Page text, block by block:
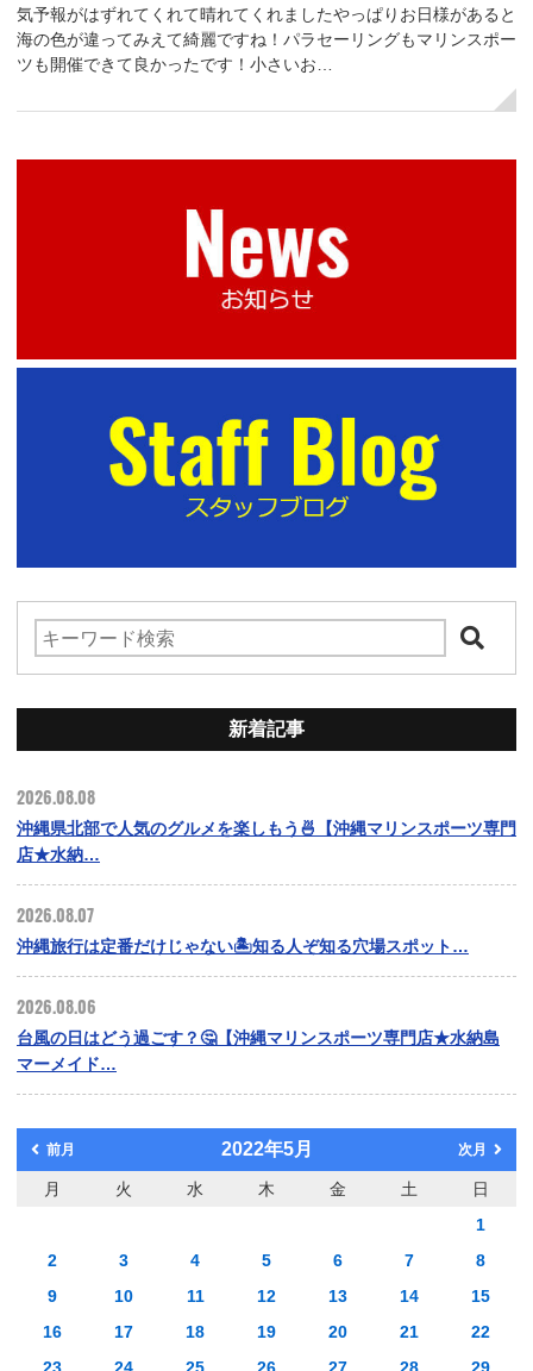
気予報がはずれてくれて晴れてくれましたやっぱりお日様があると
海の色が違ってみえて綺麗ですね！パラセーリングもマリンスポー
ツも開催できて良かったです！小さいお…
新着記事
2026.08.08
沖縄県北部で人気のグルメを楽しもう🍜【沖縄マリンスポーツ専門
店★水納…
2026.08.07
沖縄旅行は定番だけじゃない🏝️知る人ぞ知る穴場スポット…
2026.08.06
台風の日はどう過ごす？🤔【沖縄マリンスポーツ専門店★水納島
マーメイド…
前月 2022年5月 次月
月 火 水 木 金 土
日
1
2
3 4 5 6 7
8
9
10 11 12 13 14
15
16
17 18 19 20 21
22
23
24 25 26 27 28 29